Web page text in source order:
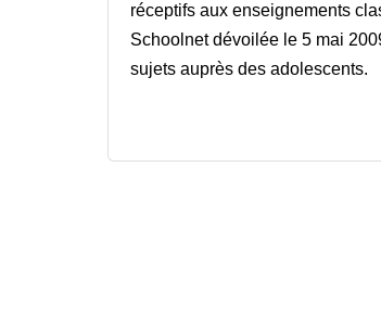
réceptifs aux enseignements
Schoolnet dévoilée le 5 mai
sujets auprès des adolescents.